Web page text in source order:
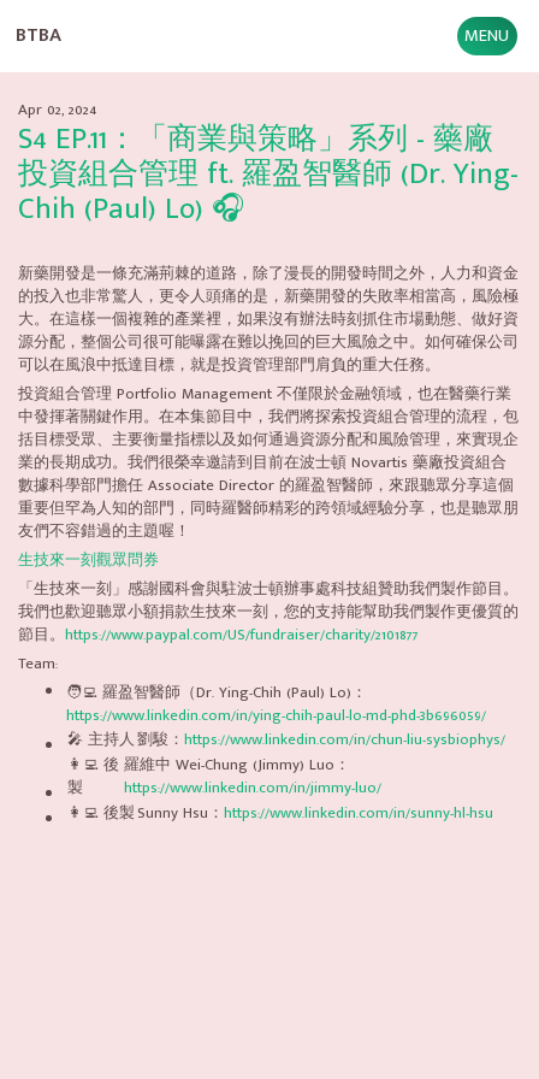
BTBA MENU
Apr 02, 2024
S4 EP.11：「商業與策略」系列 - 藥廠
投資組合管理 ft. 羅盈智醫師 (Dr. Ying-
Chih (Paul) Lo) 🎧
新藥開發是一條充滿荊棘的道路，除了漫長的開發時間之外，人力和資金
的投入也非常驚人，更令人頭痛的是，新藥開發的失敗率相當高，風險極
大。在這樣一個複雜的產業裡，如果沒有辦法時刻抓住市場動態、做好資
源分配，整個公司很可能曝露在難以挽回的巨大風險之中。如何確保公司
可以在風浪中抵達目標，就是投資管理部門肩負的重大任務。
投資組合管理 Portfolio Management 不僅限於金融領域，也在醫藥行業
中發揮著關鍵作用。在本集節目中，我們將探索投資組合管理的流程，包
括目標受眾、主要衡量指標以及如何通過資源分配和風險管理，來實現企
業的長期成功。我們很榮幸邀請到目前在波士頓 Novartis 藥廠投資組合
數據科學部門擔任 Associate Director 的羅盈智醫師，來跟聽眾分享這個
重要但罕為人知的部門，同時羅醫師精彩的跨領域經驗分享，也是聽眾朋
友們不容錯過的主題喔！
生技來一刻觀眾問券
「生技來一刻」感謝國科會與駐波士頓辦事處科技組贊助我們製作節目。
我們也歡迎聽眾小額捐款生技來一刻，您的支持能幫助我們製作更優質的
節目。 https://www.paypal.com/US/fundraiser/charity/2101877
Team:
🧑‍💻 羅盈智醫師（Dr. Ying-Chih (Paul) Lo)：
https://www.linkedin.com/in/ying-chih-paul-lo-md-phd-3b696059/
🎤 主持人劉駿： https://www.linkedin.com/in/chun-liu-sysbiophys/
👩‍💻 後
製
羅維中 Wei-Chung (Jimmy) Luo：
https://www.linkedin.com/in/jimmy-luo/
👩‍💻 後製Sunny Hsu： https://www.linkedin.com/in/sunny-hl-hsu